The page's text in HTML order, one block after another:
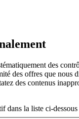
des
des offres que nous
des contenus
dans la liste ci-dessous